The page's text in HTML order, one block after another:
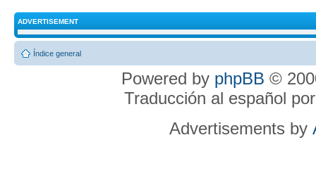
ADVERTISEMENT
Índice general
Powered by phpBB ©
Traducción al español
Advertisements by